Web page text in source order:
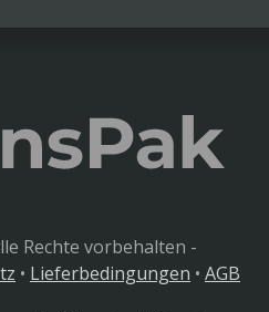
Rechte vorbehalten -
• Lieferbedingungen • AGB